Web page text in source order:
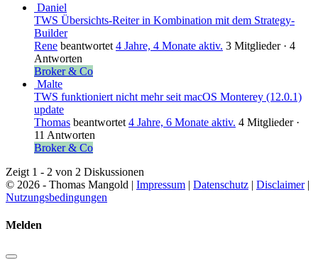
Daniel
TWS Übersichts-Reiter in Kombination mit dem Strategy-
Builder
Rene beantwortet 4 Jahre, 4 Monate aktiv. 3 Mitglieder · 4
Antworten
Broker & Co
Malte
TWS funktioniert nicht mehr seit macOS Monterey (12.0.1)
update
Thomas beantwortet 4 Jahre, 6 Monate aktiv. 4 Mitglieder ·
11 Antworten
Broker & Co
Zeigt 1 - 2 von 2 Diskussionen
© 2026 - Thomas Mangold | Impressum | Datenschutz | Disclaimer|
Nutzungsbedingungen
Melden